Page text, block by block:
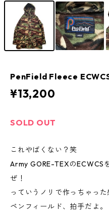
PenField Fleece
¥13,200
SOLD OUT
これやばくない？笑
Army GORE-TEXのECWCS
ぜ！
っていうノリで作っちゃった
ペンフィールド、拍手だよ。